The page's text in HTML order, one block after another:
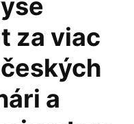
za viac
a